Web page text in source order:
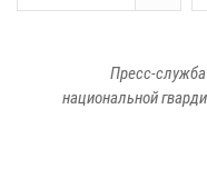
Пресс-
национальной